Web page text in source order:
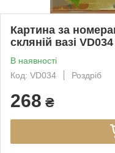
Картина за
скляній вазі
В наявності
Код: VD034
Роздріб
268 ₴